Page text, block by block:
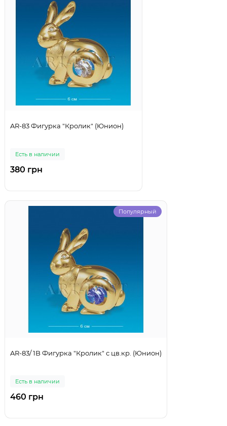
AR-83 Фигурка "Кролик" (Юнион)
Есть в наличии
380 грн
Популярный
AR-83/ 1B Фигурка "Кролик" с цв.кр. (Юнион)
Есть в наличии
460 грн